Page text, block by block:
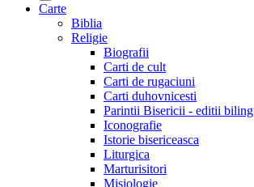
Carte
Biblia
Religie
Biografii
Carti de cult
Carti de rugaciuni
Carti duhovnicesti
Parintii Bisericii - editii
Iconografie
Istorie bisericeasca
Liturgica
Marturisitori
Misiologie